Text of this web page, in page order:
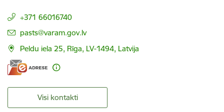
+371 66016740
E-pasts:
pasts@varam.gov.lv
Peldu iela 25, Rīga, LV-1494, Latvija
Visi kontakti